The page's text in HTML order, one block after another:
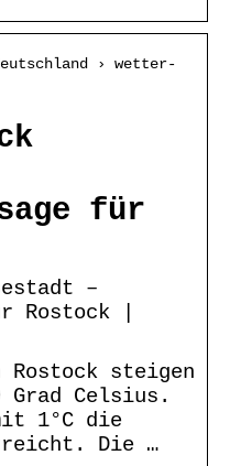
› wetter-
für
–
Rostock |
Rostock steigen
Grad Celsius.
1°C die
Die …